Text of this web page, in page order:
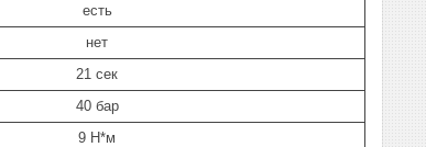
есть
нет
21 сек
40 бар
9 Н*м